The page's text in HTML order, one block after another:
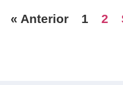
« Anterior 1 2